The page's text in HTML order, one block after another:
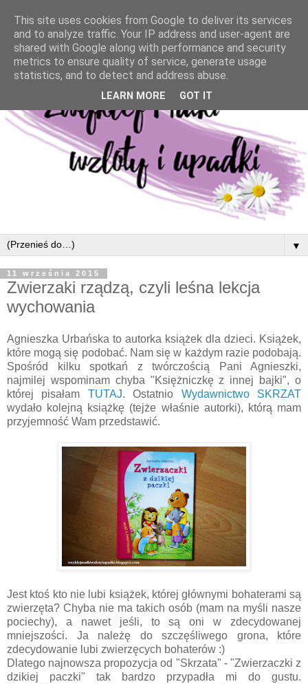
▼
11 września 2015
Zwierzaki rządzą, czyli leśna lekcja
wychowania
Agnieszka Urbańska to autorka książek dla dzieci. Książek,
które mogą się podobać. Nam się w każdym razie podobają.
Spośród kilku spotkań z twórczością Pani Agnieszki,
najmilej wspominam chyba "Księżniczkę z innej bajki", o
której pisałam TUTAJ. Ostatnio Wydawnictwo SKRZAT
wydało kolejną książkę (tejże właśnie autorki), którą mam
przyjemność Wam przedstawić.
Jest ktoś kto nie lubi książek, której głównymi bohaterami są
zwierzęta? Chyba nie ma takich osób (mam na myśli nasze
pociechy), a nawet jeśli, to są oni w zdecydowanej
mniejszości. Ja należę do szczęśliwego grona, które
zdecydowanie lubi zwierzęcych bohaterów :)
Dlatego najnowsza propozycja od "Skrzata" - "Zwierzaczki z
dzikiej paczki" tak bardzo przypadła mi do gustu.
This site uses cookies from Google to deliver its services
and to analyze traffic. Your IP address and user-agent are
shared with Google along with performance and security
metrics to ensure quality of service, generate usage
statistics, and to detect and address abuse.
LEARN MORE GOT IT